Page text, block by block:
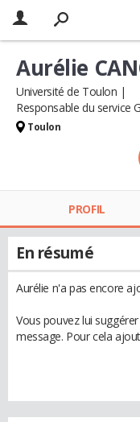
Aurélie
Université de Toulon
Responsable du service
Toulon
PROFIL
En résumé
Aurélie n'a pas encore
Vous pouvez lui
message. Pour cela